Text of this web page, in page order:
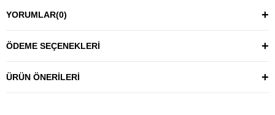
MM922-MM927
YORUMLAR(0)
ÖDEME SEÇENEKLERI
ÜRÜN ÖNERILERI